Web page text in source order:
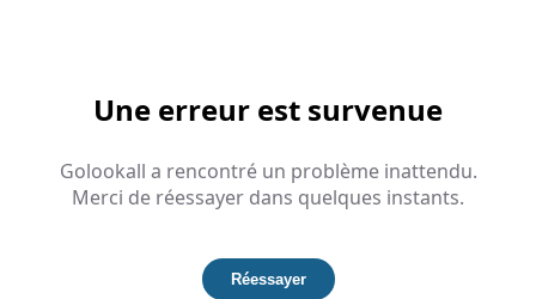
Une erreur est survenue
Golookall a rencontré un problème inattendu.
Merci de réessayer dans quelques instants.
Réessayer